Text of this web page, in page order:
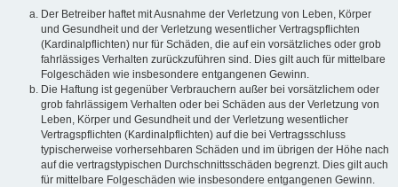
Der Betreiber haftet mit Ausnahme der Verletzung von Leben, Körper
und Gesundheit und der Verletzung wesentlicher Vertragspflichten
(Kardinalpflichten) nur für Schäden, die auf ein vorsätzliches oder grob
fahrlässiges Verhalten zurückzuführen sind. Dies gilt auch für mittelbare
Folgeschäden wie insbesondere entgangenen Gewinn.
Die Haftung ist gegenüber Verbrauchern außer bei vorsätzlichem oder
grob fahrlässigem Verhalten oder bei Schäden aus der Verletzung von
Leben, Körper und Gesundheit und der Verletzung wesentlicher
Vertragspflichten (Kardinalpflichten) auf die bei Vertragsschluss
typischerweise vorhersehbaren Schäden und im übrigen der Höhe nach
auf die vertragstypischen Durchschnittsschäden begrenzt. Dies gilt auch
für mittelbare Folgeschäden wie insbesondere entgangenen Gewinn.